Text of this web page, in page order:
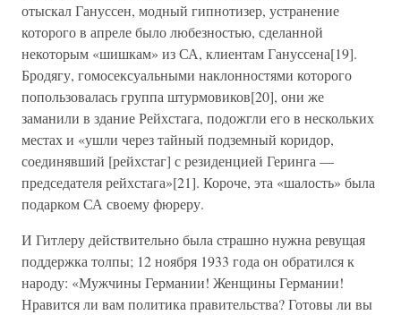
отыскал Гануссен, модный гипнотизер, устранение
которого в апреле было любезностью, сделанной
некоторым «шишкам» из СА, клиентам Гануссена[19].
Бродягу, гомосексуальными наклонностями которого
попользовалась группа штурмовиков[20], они же
заманили в здание Рейхстага, подожгли его в нескольких
местах и «ушли через тайный подземный коридор,
соединявший [рейхстаг] с резиденцией Геринга —
председателя рейхстага»[21]. Короче, эта «шалость» была
подарком СА своему фюреру.
И Гитлеру действительно была страшно нужна ревущая
поддержка толпы; 12 ноября 1933 года он обратился к
народу: «Мужчины Германии! Женщины Германии!
Нравится ли вам политика правительства? Готовы ли вы